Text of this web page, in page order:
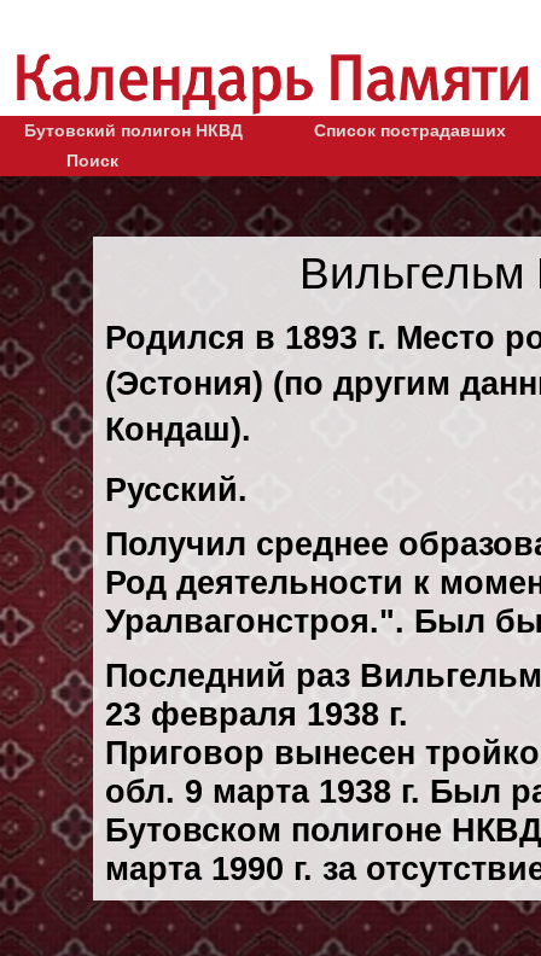
Бутовский полигон НКВД
Список пострадавших
Поиск
Родился в 1893 г. Место
(Эстония) (по другим
Кондаш).
Русский.
Получил среднее
Род деятельности к
Уралвагонстроя.". Был
Последний раз
23 февраля 1938 г.
Приговор вынесен
обл. 9 марта 1938 г. Был
Бутовском полигоне
марта 1990 г. за